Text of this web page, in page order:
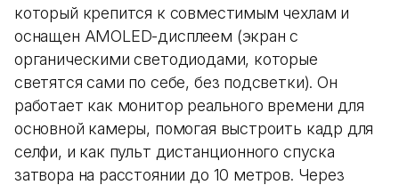
который крепится к совместимым чехлам и
оснащен AMOLED-дисплеем (экран с
органическими светодиодами, которые
светятся сами по себе, без подсветки). Он
работает как монитор реального времени для
основной камеры, помогая выстроить кадр для
селфи, и как пульт дистанционного спуска
затвора на расстоянии до 10 метров. Через